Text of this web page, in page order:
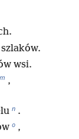
wsi.
m ,
n .
o ,